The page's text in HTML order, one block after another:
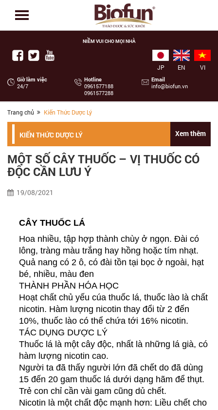
NIỀM VUI CHO MỌI NHÀ
VI
EN
JP
Giờ làm việc
24/7
Hotline
‭0961577188
0961577288
Email
info@biofun.vn
Trang chủ Kiến Thức Dược Lý
KIẾN THỨC DƯỢC LÝ Xem thêm
MỘT SỐ CÂY THUỐC – VỊ THUỐC CÓ
ĐỘC CẦN LƯU Ý
19/08/2021
CÂY THUỐC LÁ
Hoa nhiều, tập hợp thành chùy ở ngọn. Đài có
lông, tràng màu trắng hay hồng hoặc tím nhạt.
Quả nang có 2 ô, có đài tồn tại bọc ở ngoài, hạt
bé, nhiều, màu đen
THÀNH PHẦN HÓA HỌC
Hoạt chất chủ yếu cúa thuốc lá, thuốc lào là chất
nicotin. Hàm lượng nicotin thay đổi từ 2 đến
10%, thuốc lào có thể chứa tới 16% nicotin.
TÁC DỤNG DƯỢC LÝ
Thuốc lá là một cây độc, nhất là những lá già, có
hàm lượng nicotin cao.
Người ta đã thấy người lớn đã chết do đã dùng
15 đến 20 gam thuốc lá dưới dạng hãm để thụt.
Trẻ con chỉ cần vài gam cũng dủ chết.
Nicotin là một chất độc mạnh hơn: Liều chết cho